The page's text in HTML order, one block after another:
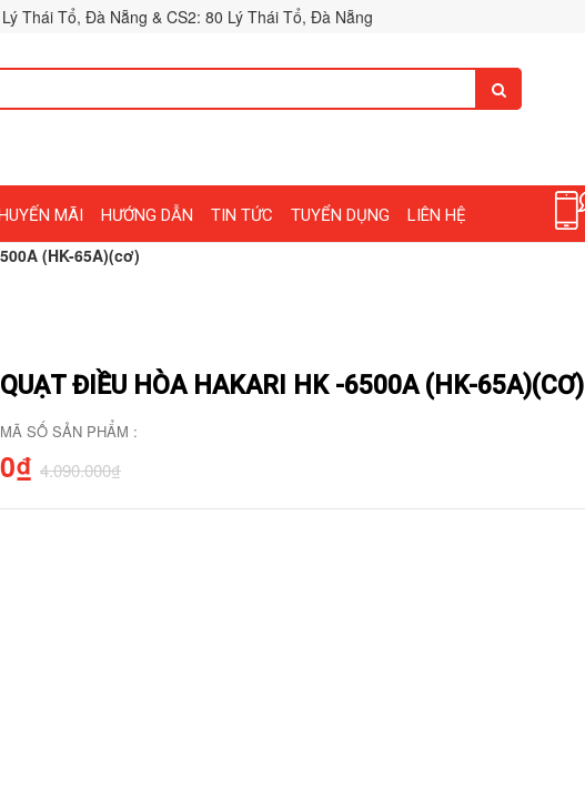
Thái Tổ, Đà Nẵng & CS2: 80 Lý Thái Tổ, Đà Nẵng
MÃI HƯỚNG DẪN TIN TỨC TUYỂN DỤNG LIÊN HỆ
(HK-65A)(cơ)
QUẠT ĐIỀU HÒA HAKARI HK -6500A (HK-65A)(CƠ)
MÃ SỐ SẢN PHẨM :
0₫ 4.090.000₫